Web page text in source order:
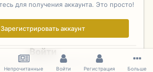
для получения аккаунта. Это просто!
Зарегистрировать аккаунт
Войти
Войдите здесь.
Непрочитанные Войти Регистрация Больше